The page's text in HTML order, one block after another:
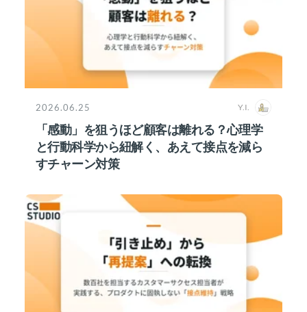
2026.06.25 Y.I.
「感動」を狙うほど顧客は離れる？心理学
と行動科学から紐解く、あえて接点を減ら
すチャーン対策